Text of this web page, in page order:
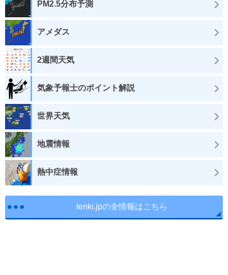
PM2.5分布予測
アメダス
2週間天気
気象予報士のポイント解説
世界天気
地震情報
熱中症情報
tenki.jpの全情報はこちら